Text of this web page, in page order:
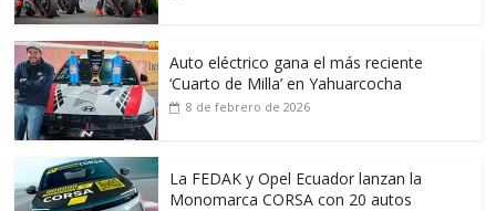
Auto eléctrico gana el más reciente
‘Cuarto de Milla’ en Yahuarcocha
8 de febrero de 2026
La FEDAK y Opel Ecuador lanzan la
Monomarca CORSA con 20 autos